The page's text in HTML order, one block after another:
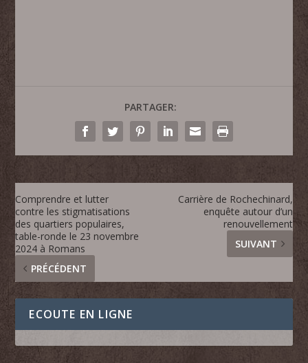
PARTAGER:
Comprendre et lutter
contre les stigmatisations
des quartiers populaires,
table-ronde le 23 novembre
2024 à Romans
PRÉCÉDENT
Carrière de Rochechinard,
enquête autour d’un
renouvellement
SUIVANT
ECOUTE EN LIGNE